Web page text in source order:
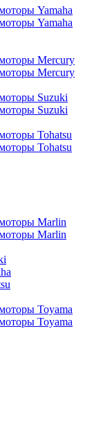
Yamaha
Yamaha
Mercury
Mercury
Suzuki
Suzuki
Tohatsu
Tohatsu
Marlin
Marlin
Toyama
Toyama